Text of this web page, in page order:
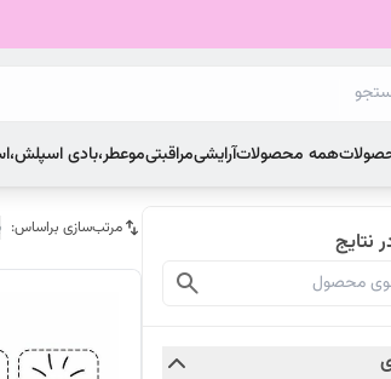
همه محصولاتآرایشیمراقبتیموعطر،بادی
نتایج مرتب‌سازی براساس: